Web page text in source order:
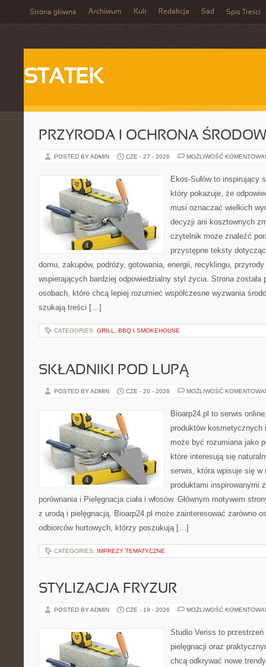
Strona główna Archiwum Kult Redakcja Sad Spis Treści
STATEK
PRZYRODA I OCHRONA
POSTED BY ADMIN CZE - 27 - 2026 MOŻLIWOŚĆ
Ekos-Sułów to inspirujący
który pokazuje, że
musi oznaczać wielkich
decyzji ani kosztownych
czytelnik może znaleźć
przystępne teksty
domu, zakupów, podróży, gotowania, energii, recyklingu,
wspierających bardziej odpowiedzialny styl życia. Strona została
osobach, które chcą lepiej rozumieć współczesne wyzwania
szukają treści […]
CATEGORIES: GRILL, BBQ I SMOKEHOUSE
SKŁADNIKI POD LUPĄ
POSTED BY ADMIN CZE - 20 - 2026 MOŻLIWOŚĆ
Bioarp24.pl to serwis
produktów kosmetycznych
może być rozumiana jako
które interesują się
serwis, która wpisuje się w
produktami inspirowanymi
porównania i Pielęgnacja ciała i włosów. Głównym motywem
z urodą i pielęgnacją. Bioarp24.pl może zainteresować zarówno
odbiorców hurtowych, którzy poszukują […]
CATEGORIES: IMPREZY TEMATYCZNE
STYLIZACJA FRYZUR
POSTED BY ADMIN CZE - 19 - 2026 MOŻLIWOŚĆ
Studio Veriss to
pielęgnacji oraz
chcą odkrywać nowe